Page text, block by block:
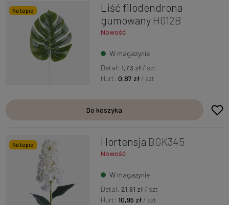
Na topie
Liść filodendrona
gumowany H012B
Nowość
W magazynie
Detal: 1,73 zł / szt
Hurt:0,87 zł / szt
Do koszyka
Na topie Hortensja BGK345
Nowość
W magazynie
Detal: 21,91 zł/ szt
Hurt: 10,95 zł/ szt